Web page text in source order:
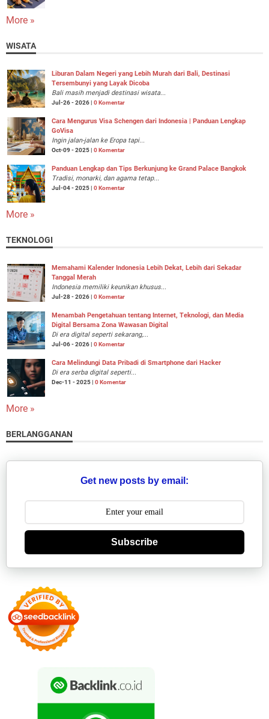
More »
WISATA
Liburan Dalam Negeri yang Lebih Murah dari Bali, Destinasi
Tersembunyi yang Layak Dicoba
Bali masih menjadi destinasi wisata...
Jul-26 - 2026 | 0 Komentar
Cara Mengurus Visa Schengen dari Indonesia | Panduan Lengkap
GoVisa
Ingin jalan-jalan ke Eropa tapi...
Oct-09 - 2025 | 0 Komentar
Panduan Lengkap dan Tips Berkunjung ke Grand Palace Bangkok
Tradisi, monarki, dan agama tetap...
Jul-04 - 2025 | 0 Komentar
More »
TEKNOLOGI
Memahami Kalender Indonesia Lebih Dekat, Lebih dari Sekadar
Tanggal Merah
Indonesia memiliki keunikan khusus...
Jul-28 - 2026 | 0 Komentar
Menambah Pengetahuan tentang Internet, Teknologi, dan Media
Digital Bersama Zona Wawasan Digital
Di era digital seperti sekarang,...
Jul-06 - 2026 | 0 Komentar
Cara Melindungi Data Pribadi di Smartphone dari Hacker
Di era serba digital seperti...
Dec-11 - 2025 | 0 Komentar
More »
BERLANGGANAN
Get new posts by email:
Subscribe